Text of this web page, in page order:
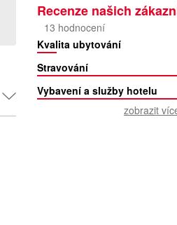
Recenze našich
13 hodnocení
Kvalita ubytování
Stravování
Vybavení a služby hotelu
zobrazit